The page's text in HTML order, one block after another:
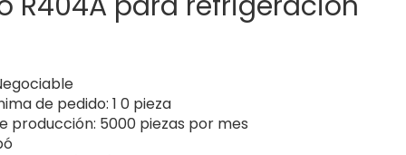
de pedido: 1 0 pieza
producción: 5000 piezas por mes